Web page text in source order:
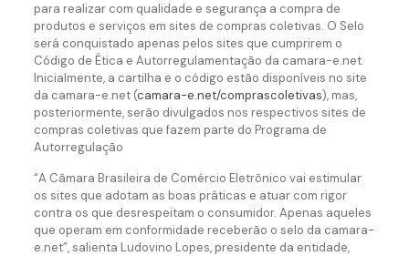
para realizar com qualidade e segurança a compra de
produtos e serviços em sites de compras coletivas. O Selo
será conquistado apenas pelos sites que cumprirem o
Código de Ética e Autorregulamentação da camara-e.net.
Inicialmente, a cartilha e o código estão disponíveis no site
da camara-e.net (camara-e.net/comprascoletivas), mas,
posteriormente, serão divulgados nos respectivos sites de
compras coletivas que fazem parte do Programa de
Autorregulação
“A Câmara Brasileira de Comércio Eletrônico vai estimular
os sites que adotam as boas práticas e atuar com rigor
contra os que desrespeitam o consumidor. Apenas aqueles
que operam em conformidade receberão o selo da camara-
e.net”, salienta Ludovino Lopes, presidente da entidade,